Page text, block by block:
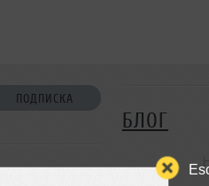
ПОДПИСКА
БЛОГ